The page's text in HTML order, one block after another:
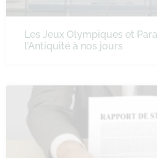
Les Jeux Olympiques et
l’Antiquité à nos jours